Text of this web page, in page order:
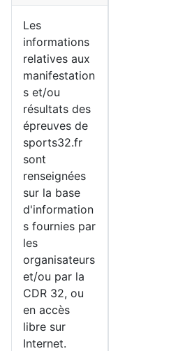
Les
informations
relatives aux
manifestation
s et/ou
résultats des
épreuves de
sports32.fr
sont
renseignées
sur la base
d'information
s fournies par
les
organisateurs
et/ou par la
CDR 32, ou
en accès
libre sur
Internet.